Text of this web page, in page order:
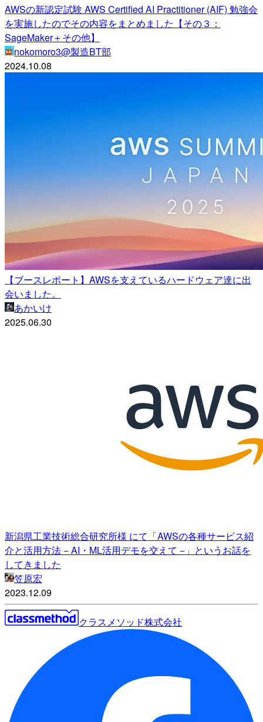
AWSの新認定試験 AWS Certified AI Practitioner (AIF) 勉強会
を実施したのでその内容をまとめました【その３：
SageMaker＋その他】
nokomoro3@製造BT部
2024.10.08
【ブースレポート】AWSを支えているハードウェア達に出
会いました。
あかいけ
2025.06.30
新潟県工業技術総合研究所様 にて「AWSの各種サービス紹
介と活用方法 − AI・ML活用デモを交えて −」というお話を
してきました
笠原宏
2023.12.09
クラスメソッド株式会社